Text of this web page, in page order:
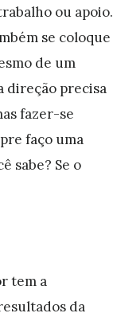
ou apoio.
se coloque
de um
direção precisa
fazer-se
faço uma
sabe? Se o
tem a
da